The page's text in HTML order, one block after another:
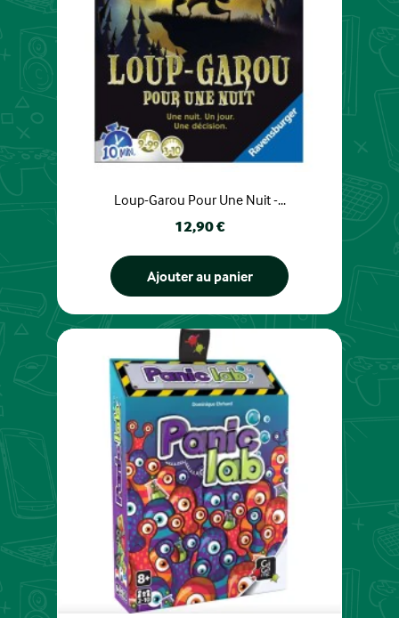
Loup-Garou Pour Une Nuit -...
Prix
12,90 €
Ajouter au panier